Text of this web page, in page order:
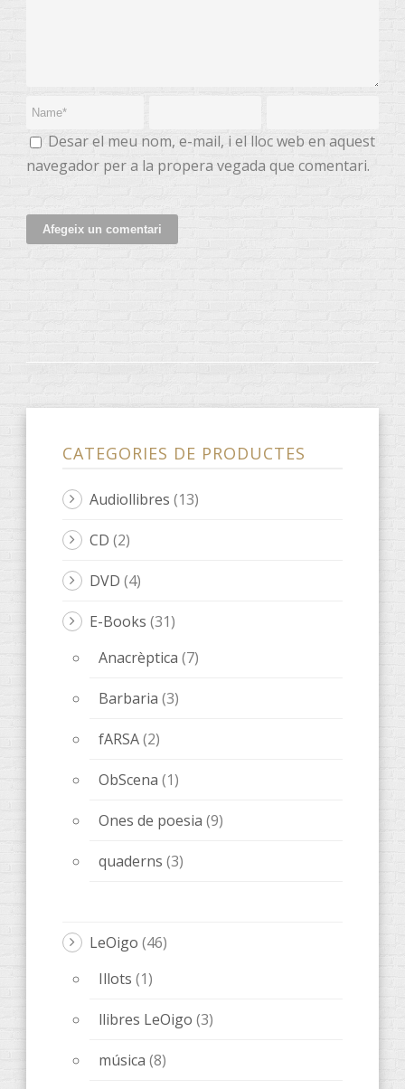
Desar el meu nom, e-mail, i el lloc web en aquest
navegador per a la propera vegada que comentari.
CATEGORIES DE PRODUCTES
Audiollibres (13)
CD (2)
DVD (4)
E-Books (31)
Anacrèptica (7)
Barbaria (3)
fARSA(2)
ObScena (1)
Ones de poesia (9)
quaderns (3)
LeOigo (46)
Illots (1)
llibres LeOigo (3)
música (8)